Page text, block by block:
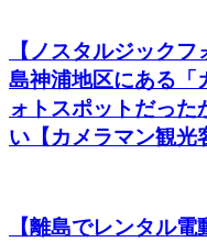
【ノスタルジック
島神浦地区にある「
ォトスポットだった
い【カメラマン観光
【離島でレンタル